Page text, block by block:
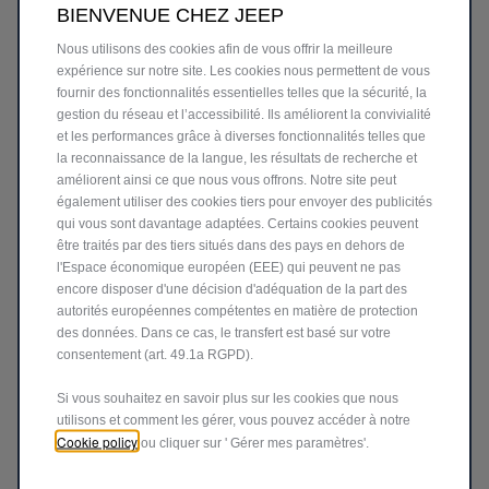
ÉCRIVEZ VOTRE MESSAGE *
VIE PRIVEE
En cliquant sur le bouton ENVOYEZ, je confirme avoir
lu et compris laNote d’information
ENVOYER
BIENVENUE CHEZ JEEP
Nous utilisons des cookies afin de vous offrir la meilleure
expérience sur notre site. Les cookies nous permettent de vous
fournir des fonctionnalités essentielles telles que la sécurité, la
gestion du réseau et l’accessibilité. Ils améliorent la convivialité
et les performances grâce à diverses fonctionnalités telles que
la reconnaissance de la langue, les résultats de recherche et
améliorent ainsi ce que nous vous offrons. Notre site peut
également utiliser des cookies tiers pour envoyer des publicités
qui vous sont davantage adaptées. Certains cookies peuvent
être traités par des tiers situés dans des pays en dehors de
l'Espace économique européen (EEE) qui peuvent ne pas
encore disposer d'une décision d'adéquation de la part des
autorités européennes compétentes en matière de protection
des données. Dans ce cas, le transfert est basé sur votre
consentement (art. 49.1a RGPD).
Si vous souhaitez en savoir plus sur les cookies que nous
utilisons et comment les gérer, vous pouvez accéder à notre
Cookie policy ou cliquer sur ' Gérer mes paramètres'.